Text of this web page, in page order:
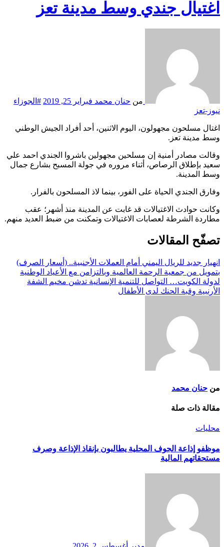
اغتيال جندي وسط مدينة تعز
من حنان محمد فبراير 25, 2019
#الجوزاء
نيوز-تعز
وسط مدينة تعز.
وقالت مصادر أمنية إن مسلحين مجهولين باشروا الجندي احمد علي
سعيد بإطلاق الرصاص، أثناء مروره في جولة المسبح بشارع جمال
وسط المدينة.
وفارق الجندي الحياة على الفور، بينما لاذ المسلحون بالفرار.
وكانت حوادث الاغتيالات قد غابت عن المدينة منذ أشهر؛ عقب
مطاردة الشرطة لعصابات الاغتيالات وتمكنت من ضبط العديد منهم.
تصفّح المقالات
انهيار جديد للريال اليمني أمام العملات الأجنبية.. (أسعار الصرف)
بتمويل من جمعية الرحمة العالمية وبالتزامن مع الأعياد الوطنية
لدولة الكويت… التواصل للتنمية الإنسانية تدشن مخيم الشفة
الأرنبية وقبة الحنك لدى الأطفال
من حنان محمد
مقالة ذات صلة
محليات
موظفو إذاعة الجوف المحلية يطالبون بإنقاذ الإذاعة وصرف
مستحقاتهم المالية